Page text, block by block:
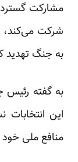
مشارکت
شرکت می‌کند،
به جنگ تهدید
به گفته رئیس
این
منافع ملی